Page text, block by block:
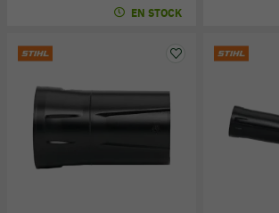
EN STOCK